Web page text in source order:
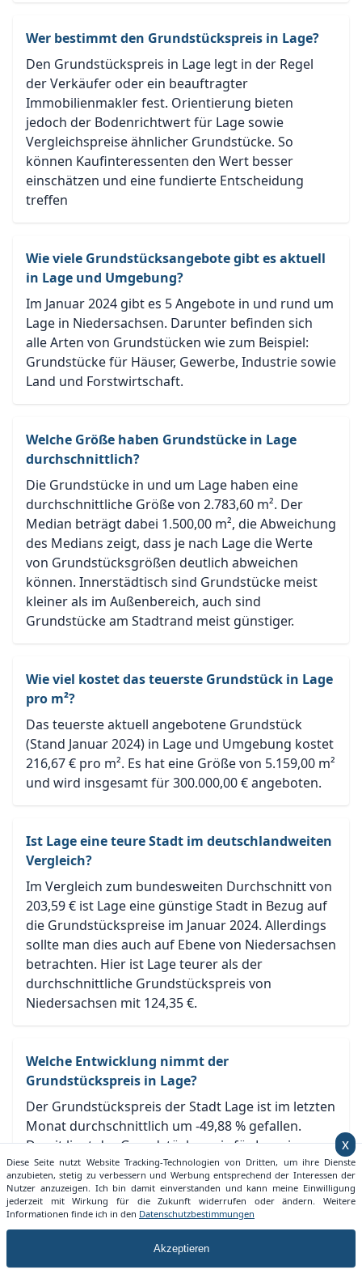
Wer bestimmt den Grundstückspreis in Lage?
Den Grundstückspreis in Lage legt in der Regel
der Verkäufer oder ein beauftragter
Immobilienmakler fest. Orientierung bieten
jedoch der Bodenrichtwert für Lage sowie
Vergleichspreise ähnlicher Grundstücke. So
können Kaufinteressenten den Wert besser
einschätzen und eine fundierte Entscheidung
treffen
Wie viele Grundstücksangebote gibt es aktuell
in Lage und Umgebung?
Im Januar 2024 gibt es 5 Angebote in und rund um
Lage in Niedersachsen. Darunter befinden sich
alle Arten von Grundstücken wie zum Beispiel:
Grundstücke für Häuser, Gewerbe, Industrie sowie
Land und Forstwirtschaft.
Welche Größe haben Grundstücke in Lage
durchschnittlich?
Die Grundstücke in und um Lage haben eine
durchschnittliche Größe von 2.783,60 m². Der
Median beträgt dabei 1.500,00 m², die Abweichung
des Medians zeigt, dass je nach Lage die Werte
von Grundstücksgrößen deutlich abweichen
können. Innerstädtisch sind Grundstücke meist
kleiner als im Außenbereich, auch sind
Grundstücke am Stadtrand meist günstiger.
Wie viel kostet das teuerste Grundstück in Lage
pro m²?
Das teuerste aktuell angebotene Grundstück
(Stand Januar 2024) in Lage und Umgebung kostet
216,67 € pro m². Es hat eine Größe von 5.159,00 m²
und wird insgesamt für 300.000,00 € angeboten.
Ist Lage eine teure Stadt im deutschlandweiten
Vergleich?
Im Vergleich zum bundesweiten Durchschnitt von
203,59 € ist Lage eine günstige Stadt in Bezug auf
die Grundstückspreise im Januar 2024. Allerdings
sollte man dies auch auf Ebene von Niedersachsen
betrachten. Hier ist Lage teurer als der
durchschnittliche Grundstückspreis von
Niedersachsen mit 124,35 €.
Welche Entwicklung nimmt der
Grundstückspreis in Lage?
Der Grundstückspreis der Stadt Lage ist im letzten
Monat durchschnittlich um -49,88 % gefallen.
Damit liegt der Grundstückspreis für Lage im
Grundstueckspreise.info Ranking auf Platz 332 für
Niedersachsen und auf Platz 3679 für
Deutschland.
x
Diese Seite nutzt Website Tracking-Technologien von Dritten, um ihre Dienste
anzubieten, stetig zu verbessern und Werbung entsprechend der Interessen der
Nutzer anzuzeigen. Ich bin damit einverstanden und kann meine Einwilligung
jederzeit mit Wirkung für die Zukunft widerrufen oder ändern. Weitere
Informationen finde ich in den Datenschutzbestimmungen
Akzeptieren